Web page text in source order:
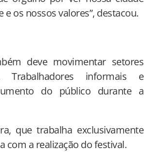
os nossos valores”, destacou.
deve movimentar setores
informais e
do público durante a
que trabalha exclusivamente
com a realização do festival.